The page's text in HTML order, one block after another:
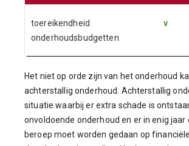
toereikendheid
onderhoudsbudgetten
v
Het niet op orde zijn van het onderhoud
achterstallig onderhoud. Achterstallig
situatie waarbij er extra schade is
onvoldoende onderhoud en er in enig jaar
beroep moet worden gedaan op